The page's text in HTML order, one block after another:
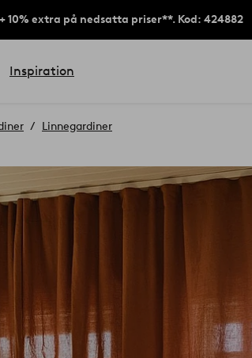
10% extra på nedsatta priser**. Kod: 424882
Inspiration
Linnegardiner